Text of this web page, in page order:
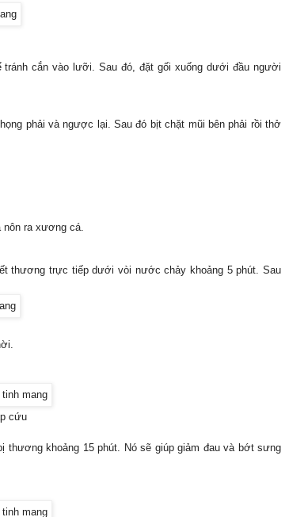
tránh cắn vào lưỡi. Sau đó, đặt gối xuống dưới đầu người
phải và ngược lại. Sau đó bịt chặt mũi bên phải rồi thở
nôn ra xương cá.
thương trực tiếp dưới vòi nước chảy khoảng 5 phút. Sau
cứu
thương khoảng 15 phút. Nó sẽ giúp giảm đau và bớt sưng